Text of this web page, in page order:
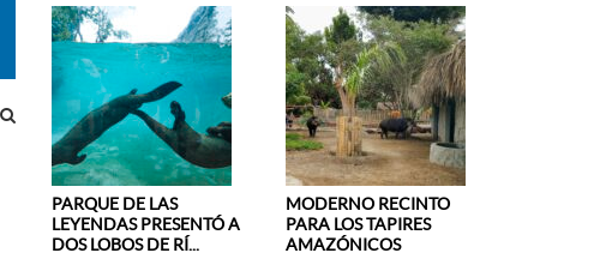
CONOCE A LOS ANIMALES DE ESTE
LEYENDAS
PARQUE DE LAS
LEYENDAS PRESENTÓ A
DOS LOBOS DE RÍ...
MODERNO RECINTO
PARA LOS TAPIRES
AMAZÓNICOS